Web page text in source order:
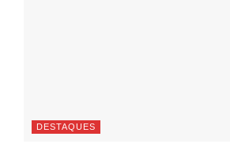
DESTAQUES